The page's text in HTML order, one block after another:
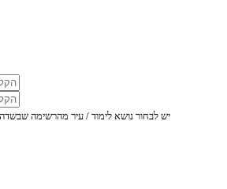
*יש לבחור נושא לימוד / עיר מהרשימה